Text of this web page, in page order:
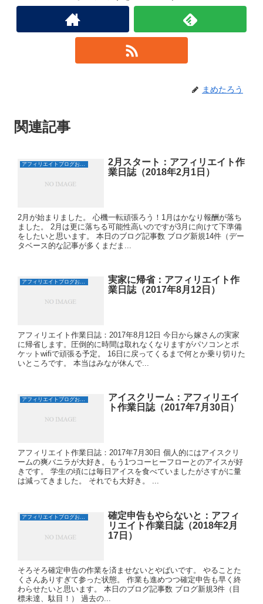
き し
ウ
ィ
ン
まめたろう
関連記事
アフィリエイトブログおすすめ日誌
2月スタート：アフィリエイト作
業日誌（2018年2月1日）
2月が始まりました。 心機一転頑張ろう！1月はかなり報酬が落ち
ました。 2月は更に落ちる可能性高いのですが3月に向けて下準備
をしたいと思います。 本日のブログ記事数 ブログ新規14件（デー
タベース的な記事が多くまだま...
アフィリエイトブログおすすめ日誌
実家に帰省：アフィリエイト作
業日誌（2017年8月12日）
アフィリエイト作業日誌：2017年8月12日 今日から嫁さんの実家
に帰省します。圧倒的に時間は取れなくなりますがパソコンとポ
ケットwifiで頑張る予定。 16日に戻ってくるまで何とか乗り切りた
いところです。 本当はみなが休んで...
アフィリエイトブログおすすめ日誌
アイスクリーム：アフィリエイ
ト作業日誌（2017年7月30日）
アフィリエイト作業日誌：2017年7月30日 個人的にはアイスクリ
ームの爽バニラが大好き。もう1つコーヒーフローとのアイスが好
きです。 学生の頃には毎日アイスを食べていましたがさすがに量
は減ってきました。 それでも大好き。 ...
アフィリエイトブログおすすめ日誌
確定申告もやらないと：アフィ
リエイト作業日誌（2018年2月
17日）
そろそろ確定申告の作業を済ませないとやばいです。 やることた
くさんありすぎて参った状態。 作業も進めつつ確定申告も早く終
わらせたいと思います。 本日のブログ記事数 ブログ新規3件（目
標未達、駄目！） 過去の...